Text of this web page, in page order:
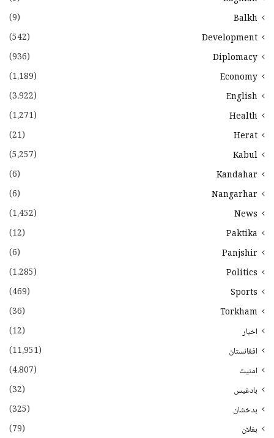
Balkh
(9)
Development
(542)
Diplomacy
(936)
Economy
(1،189)
English
(3،922)
Health
(1،271)
Herat
(21)
Kabul
(5،257)
Kandahar
(6)
Nangarhar
(6)
News
(1،452)
Paktika
(12)
Panjshir
(6)
Politics
(1،285)
Sports
(469)
Torkham
(36)
اخبار
(12)
افغانستان
(11،951)
امنیت
(4،807)
بادغیس
(32)
بدخشان
(325)
بغلان
(79)